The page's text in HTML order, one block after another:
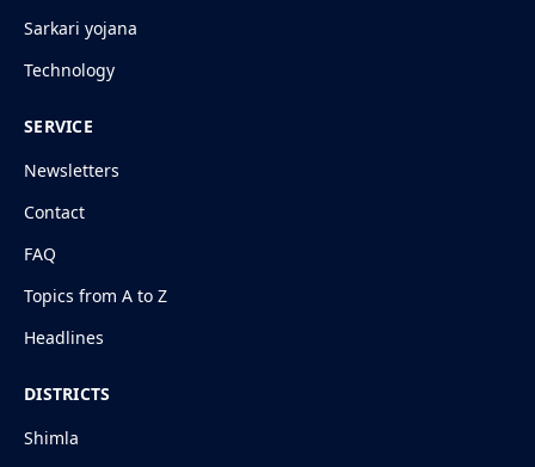
Sarkari yojana
Technology
SERVICE
Newsletters
Contact
FAQ
Topics from A to Z
Headlines
DISTRICTS
Shimla